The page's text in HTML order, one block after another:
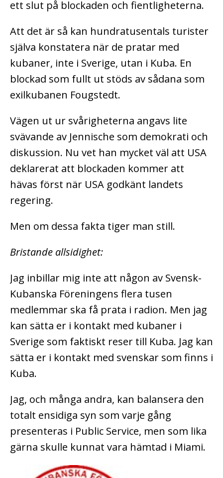
ett slut på blockaden och fientligheterna.
Att det är så kan hundratusentals turister
själva konstatera när de pratar med
kubaner, inte i Sverige, utan i Kuba. En
blockad som fullt ut stöds av sådana som
exilkubanen Fougstedt.
Vägen ut ur svårigheterna angavs lite
svävande av Jennische som demokrati och
diskussion. Nu vet han mycket väl att USA
deklarerat att blockaden kommer att
hävas först när USA godkänt landets
regering.
Men om dessa fakta tiger man still.
Bristande allsidighet:
Jag inbillar mig inte att någon av Svensk-
Kubanska Föreningens flera tusen
medlemmar ska få prata i radion. Men jag
kan sätta er i kontakt med kubaner i
Sverige som faktiskt reser till Kuba. Jag kan
sätta er i kontakt med svenskar som finns i
Kuba.
Jag, och många andra, kan balansera den
totalt ensidiga syn som varje gång
presenteras i Public Service, men som lika
gärna skulle kunnat vara hämtad i Miami.